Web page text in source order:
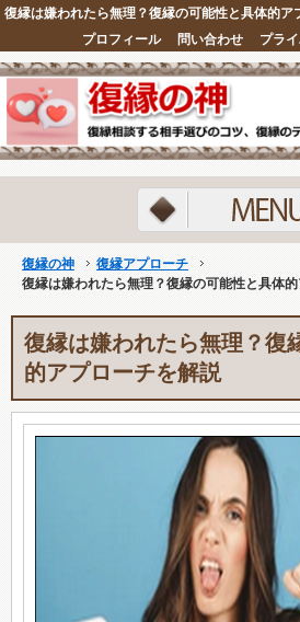
プラ
問い合わせ
プロフィール
復縁の神
復縁アプローチ
復縁は嫌われたら無理？復縁の可能性と具体
復縁は嫌われたら無理？復
的アプローチを解説